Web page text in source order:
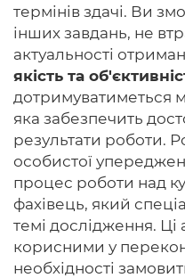
термінів здачі. Ви
інших завдань, не
актуальності
якість та
дотримуватиметься
яка забезпечить
результати роботи.
особистої
процес роботи над
фахівець, який
темі дослідження.
корисними у
необхідності